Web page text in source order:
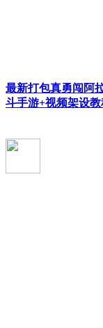
最新打包真勇闯阿
斗手游+视频架设